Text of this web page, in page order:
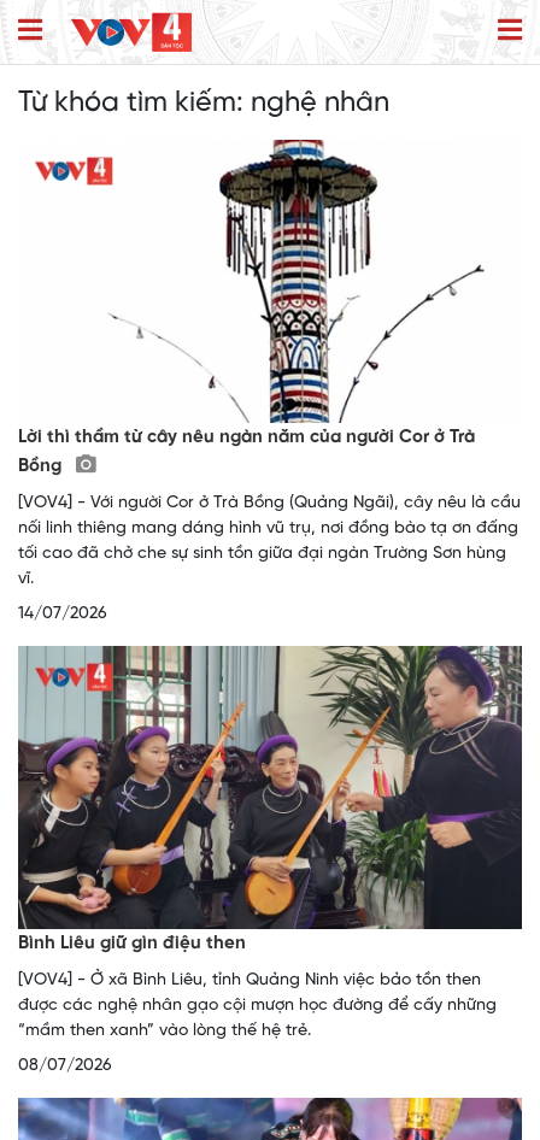
Từ khóa tìm kiếm: nghệ nhân
Lời thì thầm từ cây nêu ngàn năm của người Cor ở Trà
Bồng
[VOV4] - Với người Cor ở Trà Bồng (Quảng Ngãi), cây nêu là cầu
nối linh thiêng mang dáng hình vũ trụ, nơi đồng bào tạ ơn đấng
tối cao đã chở che sự sinh tồn giữa đại ngàn Trường Sơn hùng
vĩ.
14/07/2026
Bình Liêu giữ gìn điệu then
[VOV4] - Ở xã Bình Liêu, tỉnh Quảng Ninh việc bảo tồn then
được các nghệ nhân gạo cội mượn học đường để cấy những
“mầm then xanh” vào lòng thế hệ trẻ.
08/07/2026